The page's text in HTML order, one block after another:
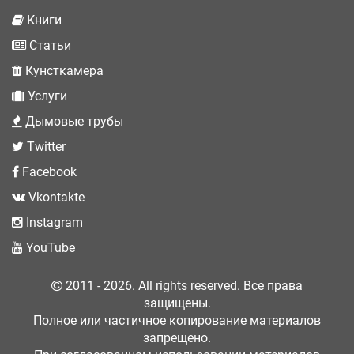
Книги
Статьи
Кунсткамера
Услуги
Дымовые трубы
Twitter
Facebook
Vkontakte
Instagram
YouTube
2011 - 2026. All rights reserved. Все права
защищены.
Полное или частичное копирование материалов
запрещено.